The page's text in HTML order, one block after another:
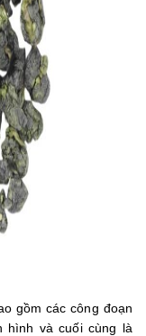
gồm các công đoạn
hình và cuối cùng là